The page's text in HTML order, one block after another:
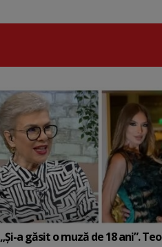
„Și-a găsit o muză de 18 ani”. Teo